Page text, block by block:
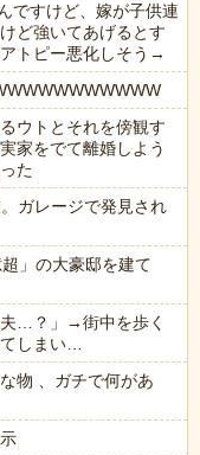
ですけど、嫁が子供連
ど強いてあげるとす
トピー悪化しそう→
ウトとそれを傍観す
家をでて離婚しよう
た
ガレージで発見され
」の大豪邸を建て
…？」→街中を歩く
しまい…
物 、ガチで何があ